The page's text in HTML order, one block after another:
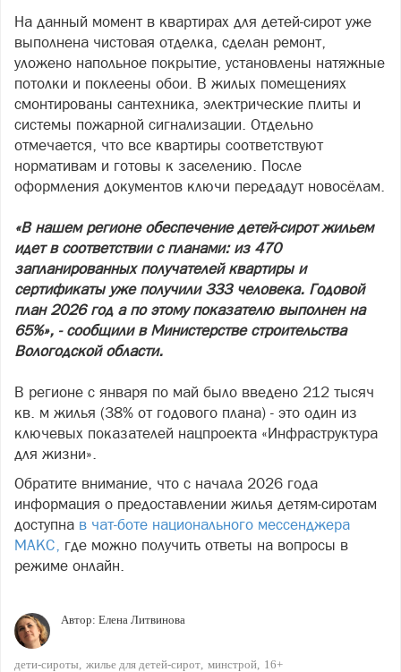
На данный момент в квартирах для детей-сирот уже
выполнена чистовая отделка, сделан ремонт,
уложено напольное покрытие, установлены натяжные
потолки и поклеены обои. В жилых помещениях
смонтированы сантехника, электрические плиты и
системы пожарной сигнализации. Отдельно
отмечается, что все квартиры соответствуют
нормативам и готовы к заселению. После
оформления документов ключи передадут новосёлам.
«В нашем регионе обеспечение детей-сирот жильем
идет в соответствии с планами: из 470
запланированных получателей квартиры и
сертификаты уже получили 333 человека. Годовой
план 2026 год а по этому показателю выполнен на
65%», - сообщили в Министерстве строительства
Вологодской области.
В регионе с января по май было введено 212 тысяч
кв. м жилья (38% от годового плана) - это один из
ключевых показателей нацпроекта «Инфраструктура
для жизни».
Обратите внимание, что с начала 2026 года
информация о предоставлении жилья детям-сиротам
доступна в чат-боте национального мессенджера
МАКС, где можно получить ответы на вопросы в
режиме онлайн.
Автор: Елена Литвинова
дети-сироты жилье для детей-сирот минстрой 16+